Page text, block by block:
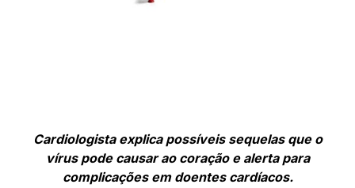
Cardiologista explica possíveis sequelas que o
vírus pode causar ao coração e alerta para
complicações em doentes cardíacos.